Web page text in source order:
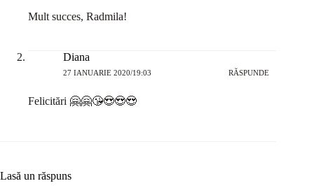
Mult succes, Radmila!
Diana
27 IANUARIE 2020/19:03 RĂSPUNDE
Felicitări 🤗🤗😘😍😍😍
Lasă un răspuns